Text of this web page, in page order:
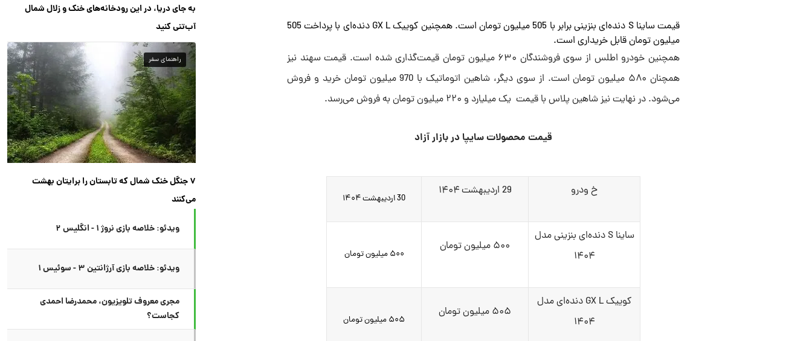
قیمت ساینا S دنده‌ای بنزینی برابر با 505 میلیون تومان است. همچنین کوییک GX L دنده‌ای با پرداخت 505
میلیون تومان قابل خریداری است.
همچنین خودرو اطلس از سوی فروشندگان ۶۳۰ میلیون تومان قیمت‌گذاری شده است. قیمت سهند نیز
همچنان ۵۸۰ میلیون تومان است. از سوی دیگر، شاهین اتوماتیک با 970 میلیون تومان خرید و فروش
می‌شود. در نهایت نیز شاهین پلاس با قیمت یک میلیارد و ۲۲۰ میلیون تومان به فروش می‌رسد.
قیمت محصولات سایپا در بازار آزاد
خ ودرو 29 اردیبهشت ۱۴۰۴
30 اردیبهشت ۱۴۰۴
ساینا S دنده‌ای بنزینی مدل
۱۴۰۴
۵۰۰ میلیون تومان
۵۰۰ میلیون تومان
کوییک GX L دنده‌ای مدل
۱۴۰۴
۵۰۵ میلیون تومان
۵۰۵ میلیون تومان
به جای دریا، در این رودخانه‌های خنک و زلال شمال
آب‌تنی کنید
راهنمای سفر
۷ جنگل خنک شمال که تابستان را برایتان بهشت
می‌کنند
ویدئو: خلاصه بازی نروژ ۱ - انگلیس ۲
ویدئو: خلاصه بازی آرژانتین ۳ - سوئیس ۱
مجری معروف تلویزیون، محمدرضا احمدی
کجاست؟